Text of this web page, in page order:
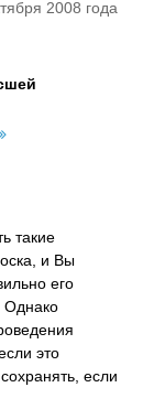
2008 года
такие
и Вы
его
Однако
это
если